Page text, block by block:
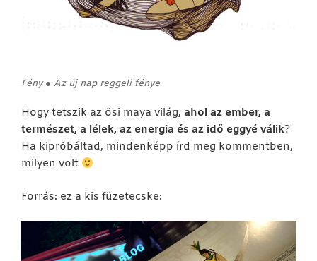
Fény ● Az új nap reggeli fénye
Hogy tetszik az ősi maya világ, ahol az ember, a
természet, a lélek, az energia és az idő eggyé válik?
Ha kipróbáltad, mindenképp írd meg kommentben,
milyen volt
Forrás: ez a kis füzetecske: